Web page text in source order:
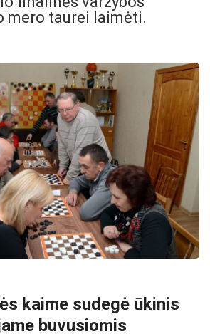
mero taurei laimėti.
kaime sudegė ūkinis
buvusiomis